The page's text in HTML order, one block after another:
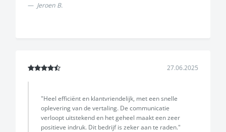
Jeroen B.
27.06.2025
"Heel efficiënt en klantvriendelijk, met een snelle
oplevering van de vertaling. De communicatie
verloopt uitstekend en het geheel maakt een zeer
positieve indruk. Dit bedrijf is zeker aan te raden."